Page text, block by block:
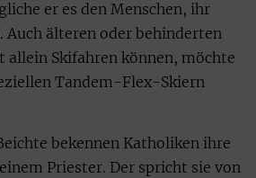
er es den Menschen, ihr
Auch älteren oder behinderten
allein Skifahren können, möchte
Tandem-Flex-Skiern
bekennen Katholiken ihre
Priester. Der spricht sie von